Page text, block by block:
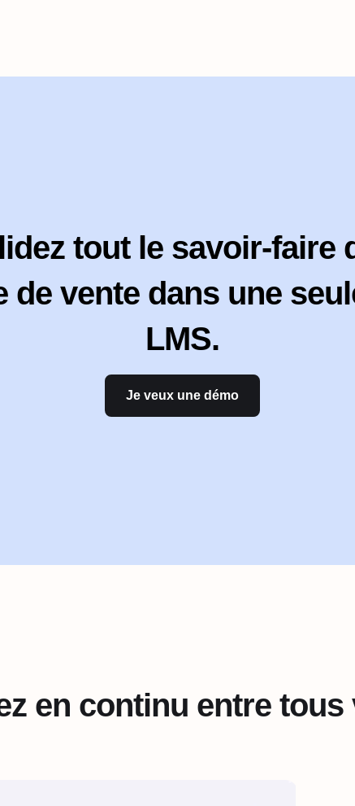
tout le savoir-faire
de vente dans une
LMS.
Je veux une démo
en continu entre tous